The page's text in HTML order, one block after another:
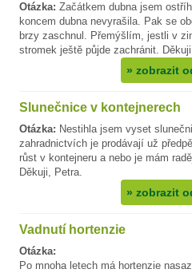
Otázka: Začátkem dubna jsem
koncem dubna nevyrašila. Pak se
brzy zaschnul. Přemýšlím, jestli v
stromek ještě půjde zachránit.
» zobrazit
Slunečnice v kontejnerech
Otázka: Nestihla jsem vyset
zahradnictvích je prodávají už
růst v kontejneru a nebo je mám
Děkuji, Petra.
» zobrazit
Vadnutí hortenzie
Otázka:
Po mnoha letech má hortenzie